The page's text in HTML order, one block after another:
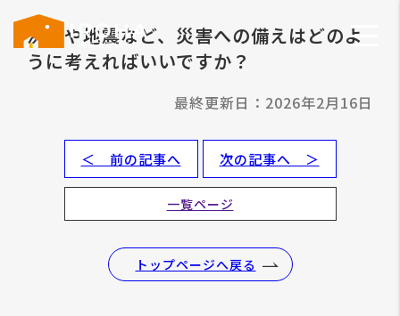
洪水や地震など、災害への備えはどのよ
うに考えればいいですか？
最終更新日：2026年2月16日
＜ 前の記事へ 次の記事へ ＞
一覧ページ
トップページへ戻る